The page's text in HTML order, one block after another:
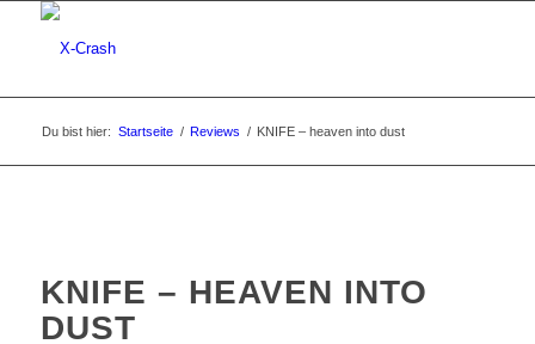
Du bist hier: Startseite / Reviews / KNIFE – heaven into dust
KNIFE – HEAVEN INTO
DUST